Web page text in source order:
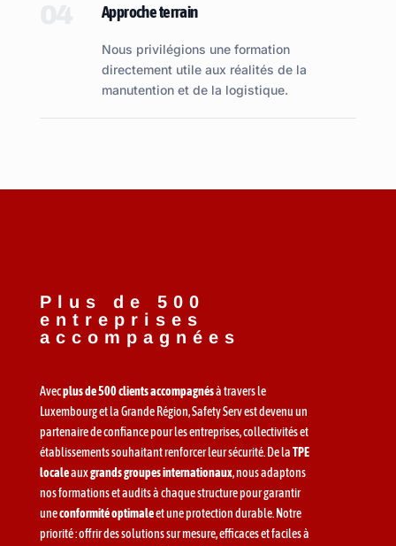
Approche terrain
Nous privilégions une formation
directement utile aux réalités de la
manutention et de la logistique.
Plus de 500
entreprises
accompagnées
Avecplus de 500 clients accompagnésà travers le
Luxembourg et la Grande Région, Safety Serv est devenu un
partenaire de confiance pour les entreprises, collectivités et
établissements souhaitant renforcer leur sécurité. De laTPE
localeauxgrands groupes internationaux, nous adaptons
nos formations et audits à chaque structure pour garantir
uneconformité optimaleet une protection durable. Notre
priorité : offrir des solutions sur mesure, efficaces et faciles à